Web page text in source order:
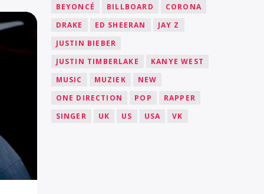
BEYONCÉ
BILLBOARD
CORONA
DRAKE
ED SHEERAN
JAY Z
JUSTIN BIEBER
JUSTIN TIMBERLAKE
KANYE WEST
MUSIC
MUZIEK
NEW
ONE DIRECTION
POP
RAPPER
SINGER
UK US USA VK